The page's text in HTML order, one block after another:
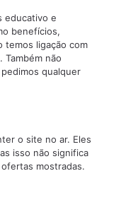
educativo e
benefícios,
temos ligação com
Também não
qualquer
o site no ar. Eles
isso não significa
mostradas.